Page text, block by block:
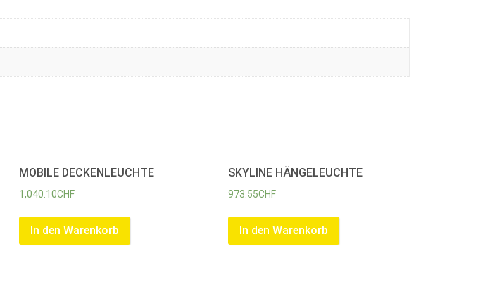
MOBILE DECKENLEUCHTE
1,040.10CHF
In den Warenkorb
SKYLINE HÄNGELEUCHTE
973.55CHF
In den Warenkorb